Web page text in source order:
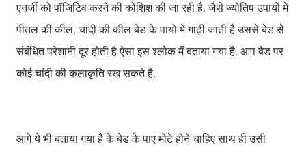
एनर्जी को पॉजिटिव करने की कोशिश की जा रही है. जैसे ज्योतिष उपायों में
पीतल की कील, चांदी की कील बेड के पायो में गाढ़ी जाती है उससे बेड से
संबंधित परेशानी दूर होती है ऐसा इस श्लोक में बताया गया है. आप बेड पर
कोई चांदी की कलाकृति रख सकते है.
आगे ये भी बताया गया है के बेड के पाए मोटे होने चाहिए साथ ही उसी